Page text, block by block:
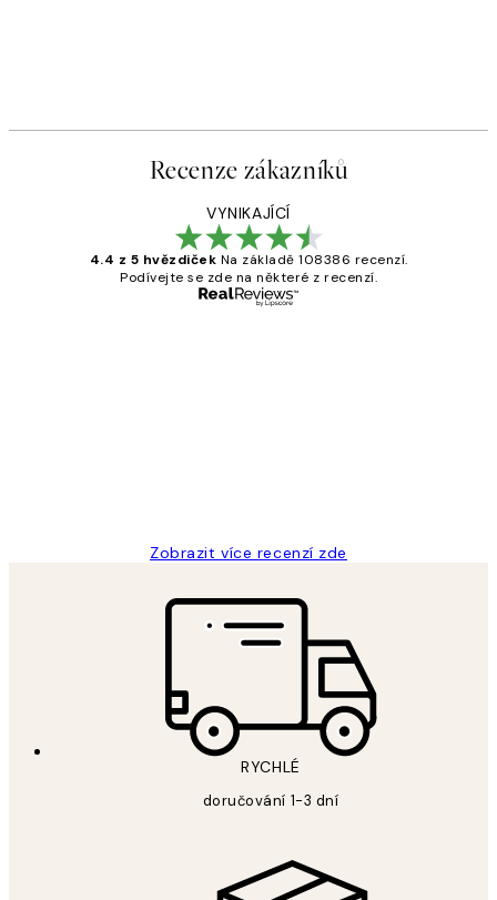
Recenze zákazníků
VYNIKAJÍCÍ
4.4 z 5 hvězdiček Na základě 108386 recenzí.
Podívejte se zde na některé z recenzí.
Zobrazit více recenzí zde
RYCHLÉ
doručování 1-3 dní